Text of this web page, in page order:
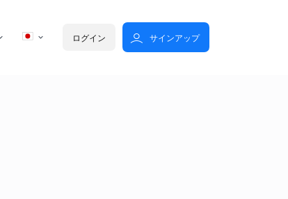
ログイン サインアップ